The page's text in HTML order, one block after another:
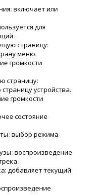
включает или
для
страницу:
меню.
громкости
страницу:
устройства.
громкости
состояние
выбор режима
воспроизведение
добавляет текущий